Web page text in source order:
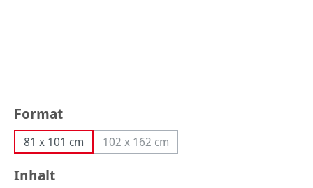
Formatauswählen
81 x 101 cm 102 x 162 cm(Diese Option ist zurzeit nicht
Inhaltauswählen